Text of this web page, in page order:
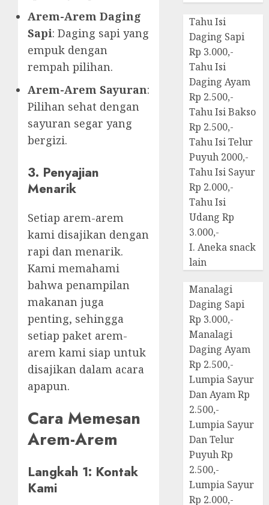
Arem-Arem Daging
Sapi: Daging sapi yang
empuk dengan
rempah pilihan.
Arem-Arem Sayuran:
Pilihan sehat dengan
sayuran segar yang
bergizi.
3. Penyajian
Menarik
Setiap arem-arem
kami disajikan dengan
rapi dan menarik.
Kami memahami
bahwa penampilan
makanan juga
penting, sehingga
setiap paket arem-
arem kami siap untuk
disajikan dalam acara
apapun.
Cara Memesan
Arem-Arem
Langkah 1: Kontak
Kami
Tahu Isi
Daging Sapi
Rp 3.000,-
Tahu Isi
Daging Ayam
Rp 2.500,-
Tahu Isi Bakso
Rp 2.500,-
Tahu Isi Telur
Puyuh 2000,-
Tahu Isi Sayur
Rp 2.000,-
Tahu Isi
Udang Rp
3.000,-
I. Aneka snack
lain
Manalagi
Daging Sapi
Rp 3.000,-
Manalagi
Daging Ayam
Rp 2.500,-
Lumpia Sayur
Dan Ayam Rp
2.500,-
Lumpia Sayur
Dan Telur
Puyuh Rp
2.500,-
Lumpia Sayur
Rp 2.000,-